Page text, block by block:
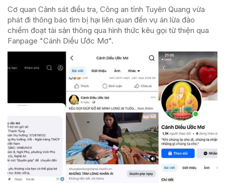
Cơ quan Cảnh sát điều tra, Công an tỉnh Tuyên Quang vừa
phát đi thông báo tìm bị hại liên quan đến vụ án lừa đảo
chiếm đoạt tài sản thông qua hình thức kêu gọi từ thiện qua
Fanpage "Cánh Diều Ước Mơ".